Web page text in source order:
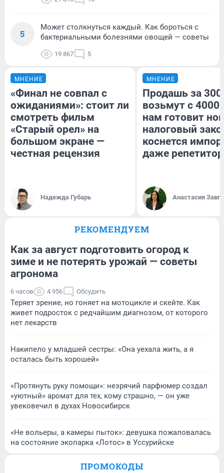
5
Может столкнуться каждый. Как бороться с
бактериальными болезнями овощей — советы
19 867 5
МНЕНИЕ
«Финал не совпал с
ожиданиями»: стоит ли
смотреть фильм
«Старый орел» на
большом экране —
честная рецензия
Надежда Губарь
МНЕНИЕ
Продашь за
возьмут с
нам готовит
налоговый
коснется
даже
Анастасия
РЕКОМЕНДУЕМ
Как за август подготовить огород к
зиме и не потерять урожай — советы
агронома
6 часов 4 956 Обсудить
Теряет зрение, но гоняет на мотоцикле и скейте. Как
живет подросток с редчайшим диагнозом, от которого
нет лекарств
Накипело у младшей сестры: «Она уехала жить, а я
осталась быть хорошей»
«Протянуть руку помощи»: незрячий парфюмер создал
«уютный» аромат для тех, кому страшно, — он уже
увековечил в духах Новосибирск
«Не вольеры, а камеры пыток»: девушка пожаловалась
на состояние экопарка «Лотос» в Уссурийске
ПРОМОКОДЫ